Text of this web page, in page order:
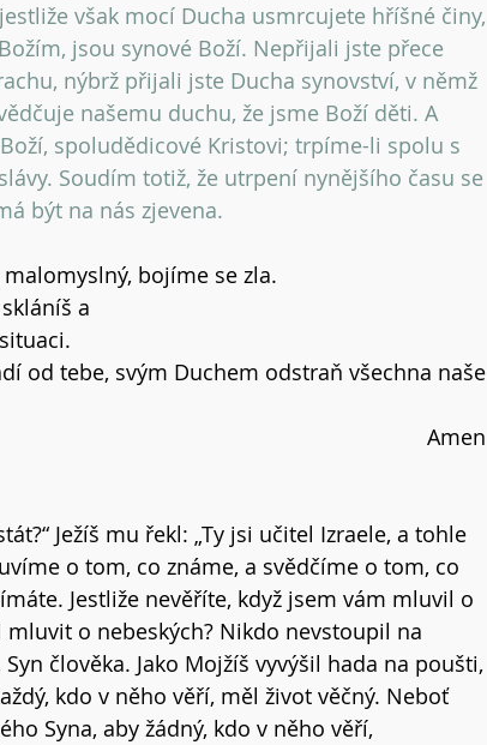
však mocí Ducha usmrcujete hříšné činy,
jsou synové Boží. Nepřijali jste přece
nýbrž přijali jste Ducha synovství, v němž
našemu duchu, že jsme Boží děti. A
spoludědicové Kristovi; trpíme-li spolu s
Soudím totiž, že utrpení nynějšího času se
být na nás zjevena.
bojíme se zla.
a
od tebe, svým Duchem odstraň všechna naše
Amen
Ježíš mu řekl: „Ty jsi učitel Izraele, a tohle
o tom, co známe, a svědčíme o tom, co
Jestliže nevěříte, když jsem vám mluvil o
o nebeských? Nikdo nevstoupil na
člověka. Jako Mojžíš vyvýšil hada na poušti,
kdo v něho věří, měl život věčný. Neboť
Syna, aby žádný, kdo v něho věří,